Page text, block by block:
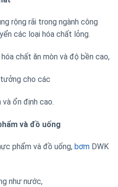
rộng rãi trong ngành công
các loại hóa chất lỏng.
chất ăn mòn và độ bền cao,
cho các
ổn định cao.
và đồ uống
phẩm và đồ uống, bơm DWK
như nước,